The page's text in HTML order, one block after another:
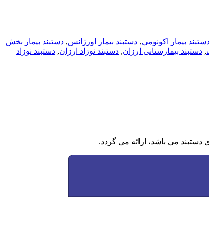
بیمار اکونومی, دستبند بیمار اورژانس, دستبند بیمار بخش
, دستبند بیمارستانی ارزان, دستبند نوزاد ارزان, دستبند نوزاد
می باشد، ارائه می گردد.